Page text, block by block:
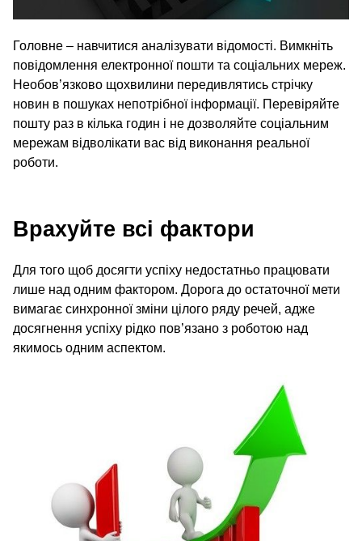
Головне – навчитися аналізувати відомості. Вимкніть
повідомлення електронної пошти та соціальних мереж.
Необов’язково щохвилини передивлятись стрічку
новин в пошуках непотрібної інформації. Перевіряйте
пошту раз в кілька годин і не дозволяйте соціальним
мережам відволікати вас від виконання реальної
роботи.
Врахуйте всі фактори
Для того щоб досягти успіху недостатньо працювати
лише над одним фактором. Дорога до остаточної мети
вимагає синхронної зміни цілого ряду речей, адже
досягнення успіху рідко пов’язано з роботою над
якимось одним аспектом.